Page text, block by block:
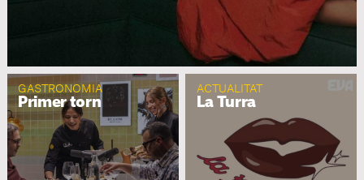
GASTRONOMIA
Primer torn
ACTUALITAT
La Turra